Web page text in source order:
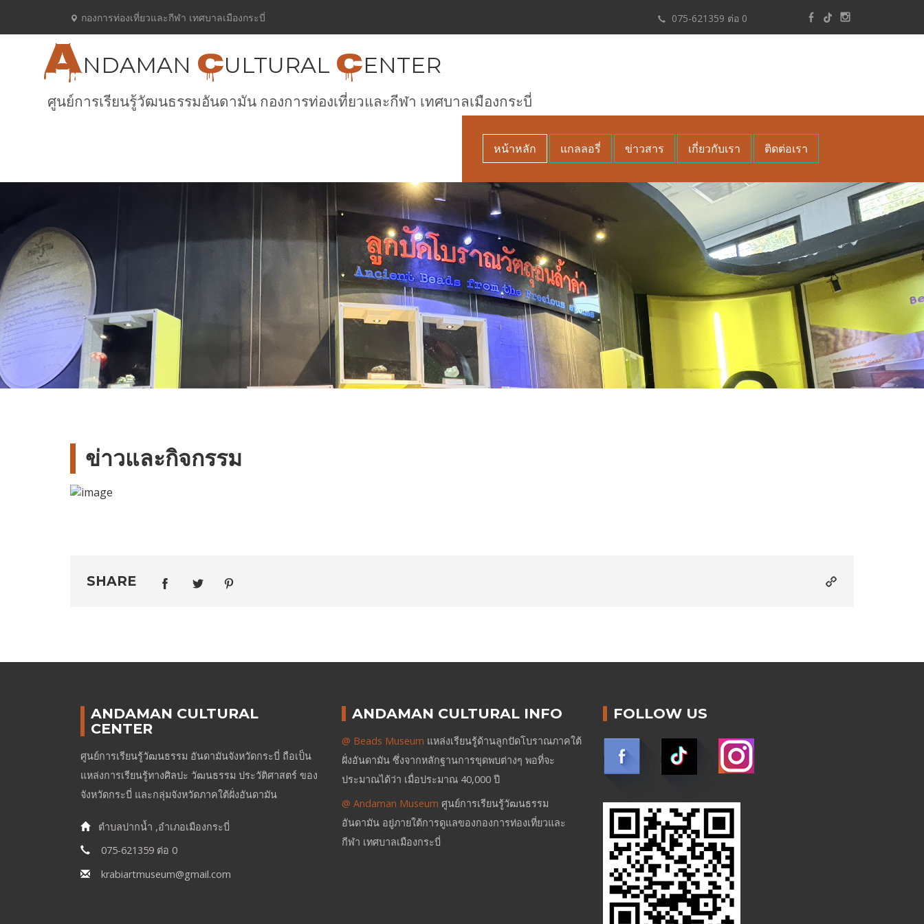
กองการท่องเที่ยวและกีฬา เทศบาลเมืองกระบี่ 075-621359 ต่อ 0
ANDAMAN CULTURAL CENTER
ศูนย์การเรียนรู้วัฒนธรรมอันดามัน กองการท่องเที่ยวและกีฬา เทศบาลเมืองกระบี่
หน้าหลัก แกลลอรี่ ข่าวสาร เกี่ยวกับเรา ติดต่อเรา
ข่าวและกิจกรรม
SHARE
ANDAMAN CULTURAL
CENTER
ศูนย์การเรียนรู้วัฒนธรรม อันดามันจังหวัดกระบี่ ถือเป็น
แหล่งการเรียนรู้ทางศิลปะ วัฒนธรรม ประวัติศาสตร์ ของ
จังหวัดกระบี่ และกลุ่มจังหวัดภาคใต้ฝั่งอันดามัน
ตำบลปากน้ำ ,อำเภอเมืองกระบี่
075-621359 ต่อ 0
krabiartmuseum@gmail.com
ANDAMAN CULTURAL INFO
@ Beads Museum แหล่งเรียนรู้ด้านลูกปัดโบราณภาคใต้
ฝั่งอันดามัน ซึ่งจากหลักฐานการขุดพบต่างๆ พอที่จะ
ประมาณได้ว่า เมื่อประมาณ 40,000 ปี
@ Andaman Museum ศูนย์การเรียนรู้วัฒนธรรม
อันดามัน อยู่ภายใต้การดูแลของกองการท่องเที่ยวและ
กีฬา เทศบาลเมืองกระบี่
FOLLOW US